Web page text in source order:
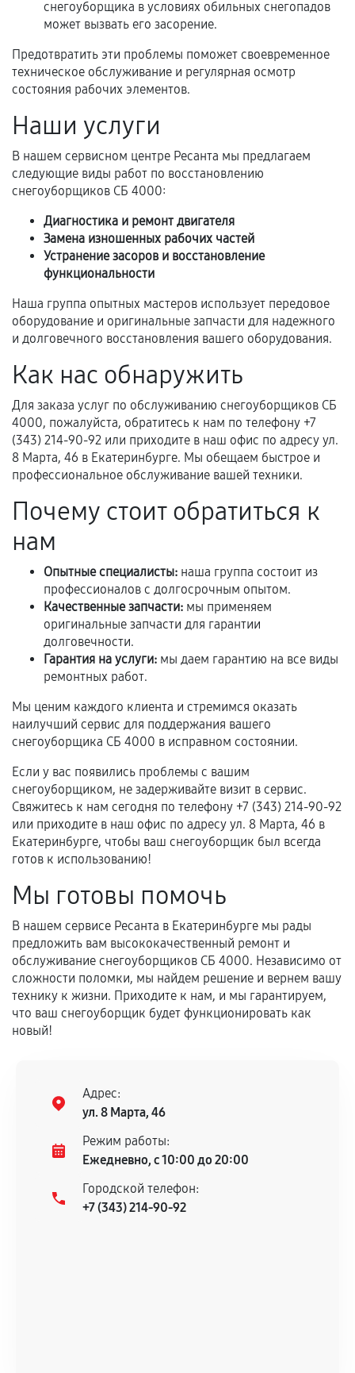
Когда гарантия не действует
Нарушение правил эксплуатации,
механические повреждения, попадание влаги,
перегрев, коррозия.
Самостоятельный ремонт или вмешательство
третьих лиц.
предусмотрено отдельно.
Обращение после окончания гарантийного
срока.
Программные сбои, если это не указано в
отдельных условиях.
Если комплектующие куплены
самостоятельно
Гарантия на выполненные работы может
сохраняться полностью или частично, если
соблюдены следующие условия:
Предоставленные детали подходят по
техническим параметрам и не имеют внешних
центром.
При этом гарантия на сами комплектующие
остается на стороне производителя или
продавца. За качество сторонних деталей
сервисный центр ответственности не несет.
снегоуборщика в условиях обильных снегопадов
может вызвать его засорение.
Предотвратить эти проблемы поможет своевременное
техническое обслуживание и регулярная осмотр
состояния рабочих элементов.
Наши услуги
В нашем сервисном центре Ресанта мы предлагаем
следующие виды работ по восстановлению
снегоуборщиков СБ 4000:
Диагностика и ремонт двигателя
Замена изношенных рабочих частей
Устранение засоров и восстановление
функциональности
Наша группа опытных мастеров использует передовое
оборудование и оригинальные запчасти для надежного
и долговечного восстановления вашего оборудования.
Как нас обнаружить
Для заказа услуг по обслуживанию снегоуборщиков СБ
4000, пожалуйста, обратитесь к нам по телефону +7
(343) 214-90-92 или приходите в наш офис по адресу ул.
8 Марта, 46 в Екатеринбурге. Мы обещаем быстрое и
профессиональное обслуживание вашей техники.
Почему стоит обратиться к
нам
Опытные специалисты: наша группа состоит из
профессионалов с долгосрочным опытом.
Качественные запчасти: мы применяем
оригинальные запчасти для гарантии
долговечности.
Гарантия на услуги: мы даем гарантию на все виды
ремонтных работ.
Мы ценим каждого клиента и стремимся оказать
наилучший сервис для поддержания вашего
снегоуборщика СБ 4000 в исправном состоянии.
Если у вас появились проблемы с вашим
снегоуборщиком, не задерживайте визит в сервис.
Свяжитесь к нам сегодня по телефону +7 (343) 214-90-92
или приходите в наш офис по адресу ул. 8 Марта, 46 в
Екатеринбурге, чтобы ваш снегоуборщик был всегда
готов к использованию!
Мы готовы помочь
В нашем сервисе Ресанта в Екатеринбурге мы рады
предложить вам высококачественный ремонт и
обслуживание снегоуборщиков СБ 4000. Независимо от
сложности поломки, мы найдем решение и вернем вашу
технику к жизни. Приходите к нам, и мы гарантируем,
что ваш снегоуборщик будет функционировать как
новый!
Адрес:
ул. 8 Марта, 46
Режим работы:
Ежедневно, с 10:00 до 20:00
Городской телефон:
+7 (343) 214-90-92